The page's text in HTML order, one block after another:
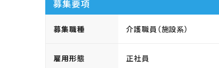
募集要項
募集職種 介護職員（施設系）
雇用形態 正社員